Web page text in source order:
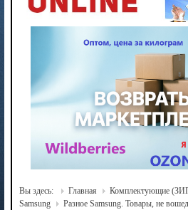
Вы здесь: Главная Комплектующие
Samsung
Разное Samsung. Товары, не